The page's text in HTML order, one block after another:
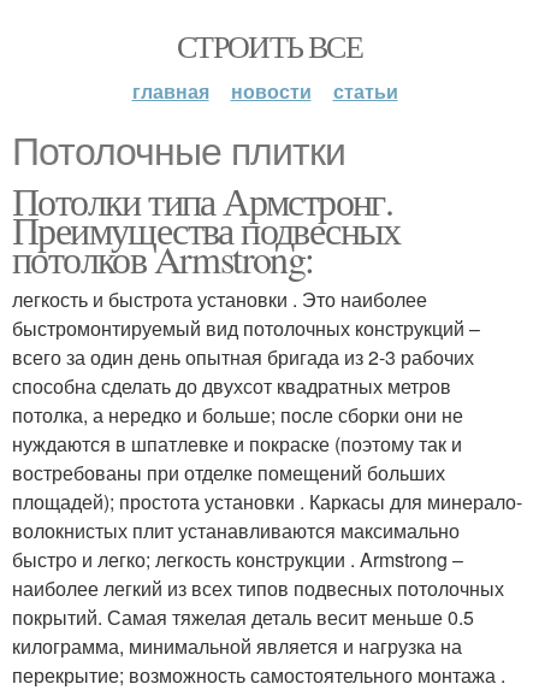
СТРОИТЬ ВСЕ
главная новости статьи
Потолочные плитки
Потолки типа Армстронг.
Преимущества подвесных
потолков Armstrong:
легкость и быстрота установки . Это наиболее
быстромонтируемый вид потолочных конструкций –
всего за один день опытная бригада из 2-3 рабочих
способна сделать до двухсот квадратных метров
потолка, а нередко и больше; после сборки они не
нуждаются в шпатлевке и покраске (поэтому так и
востребованы при отделке помещений больших
площадей); простота установки . Каркасы для минерало-
волокнистых плит устанавливаются максимально
быстро и легко; легкость конструкции . Armstrong –
наиболее легкий из всех типов подвесных потолочных
покрытий. Самая тяжелая деталь весит меньше 0.5
килограмма, минимальной является и нагрузка на
перекрытие; возможность самостоятельного монтажа .